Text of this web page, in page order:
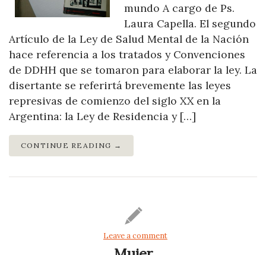
mundo A cargo de Ps.
Laura Capella. El segundo
Artículo de la Ley de Salud Mental de la Nación
hace referencia a los tratados y Convenciones
de DDHH que se tomaron para elaborar la ley. La
disertante se referirtá brevemente las leyes
represivas de comienzo del siglo XX en la
Argentina: la Ley de Residencia y […]
CONTINUE READING →
Leave a comment